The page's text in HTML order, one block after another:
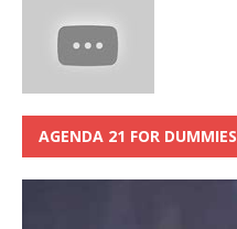
AGENDA 21 FOR DUMMIES